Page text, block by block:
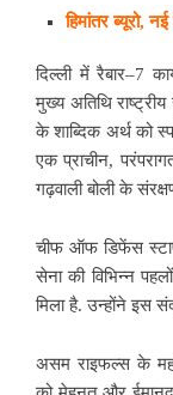
हिमांतर ब्यूरो, नई
दिल्ली में रैबार–7
मुख्य अतिथि
के शाब्दिक अर्थ को
एक प्राचीन,
गढ़वाली बोली के
चीफ ऑफ डिफेंस
सेना की विभिन्न
मिला है. उन्होंने इस
असम राइफल्स के